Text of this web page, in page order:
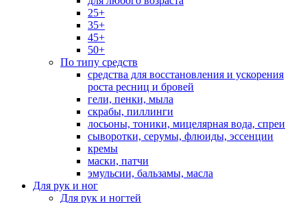
25+
35+
45+
50+
По типу средств
средства для восстановления и ускорения
роста ресниц и бровей
гели, пенки, мыла
скрабы, пиллинги
лосьоны, тоники, мицелярная вода, спреи
сыворотки, серумы, флюиды, эссенции
кремы
маски, патчи
эмульсии, бальзамы, масла
Для рук и ног
Для рук и ногтей